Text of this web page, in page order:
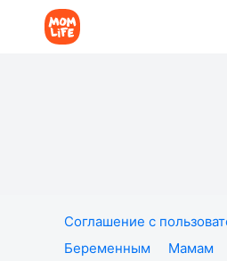
Соглашение с
Беременным
Мамам